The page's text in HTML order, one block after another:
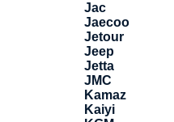
Jac
Jaecoo
Jetour
Jeep
Jetta
JMC
Kamaz
Kaiyi